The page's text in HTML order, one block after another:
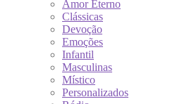
Amor Eterno
Clássicas
Devoção
Emoções
Infantil
Masculinas
Místico
Personalizados